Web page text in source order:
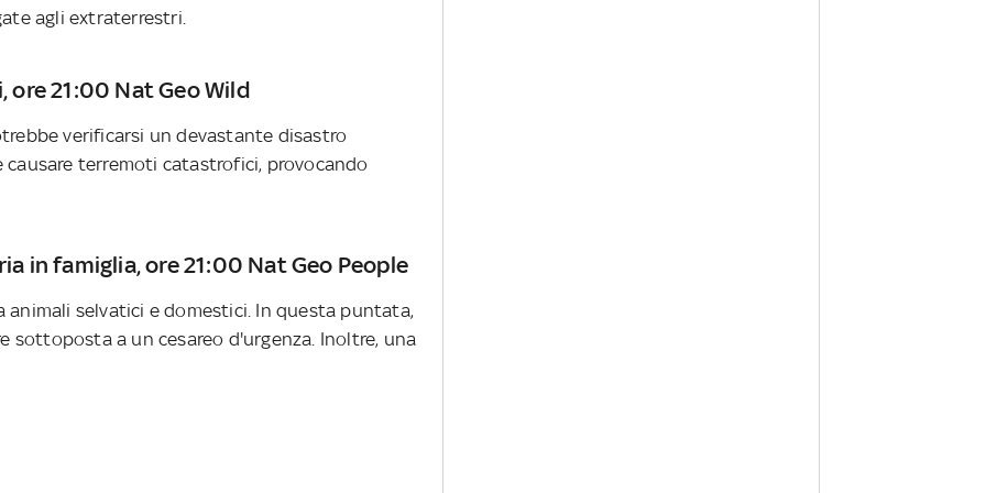
agli extraterrestri.
ore 21:00 Nat Geo Wild
verificarsi un devastante disastro
terremoti catastrofici, provocando
in famiglia, ore 21:00 Nat Geo People
animali selvatici e domestici. In questa puntata,
sottoposta a un cesareo d'urgenza. Inoltre, una